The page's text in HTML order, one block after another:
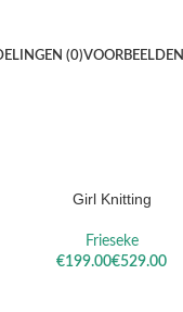
(0)VOORBEELDEN
SELECTERENGirl Knitting
Frieseke
€
€